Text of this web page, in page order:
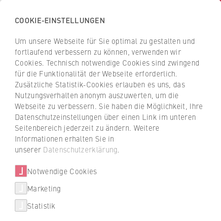
Z
u
ü
k
u
S
a
H
c
h
s
c
h
u
l
e
f
r
W
i
r
Z
u
r
ü
c
k
z
u
r
t
a
t
Studiengänge
Weitere Studienangebote
International studieren
Studiengänge von A bis Z
Bachelor- und Master-Studiengänge an der
HWR Berlin
Ob Bachelor, Master, duales Studium, Fernstudium
Wirtschaft und Recht Berlin bietet dir insgesamt 57
Studiengänge.
Was soll ich studieren? Nutze den roten Filter,
COOKIE-EINSTELLUNGEN
Um unsere Webseite für Sie optimal zu gestalten und
fortlaufend verbessern zu können, verwenden wir
Cookies. Technisch notwendige Cookies sind zwingend
für die Funktionalität der Webseite erforderlich.
Zusätzliche Statistik-Cookies erlauben es uns, das
Nutzungsverhalten anonym auszuwerten, um die
Webseite zu verbessern. Sie haben die Möglichkeit, Ihre
Datenschutzeinstellungen über einen Link im unteren
Seitenbereich jederzeit zu ändern. Weitere
Informationen erhalten Sie in
unserer Datenschutzerklärung
Notwendige Cookies
Marketing
Statistik